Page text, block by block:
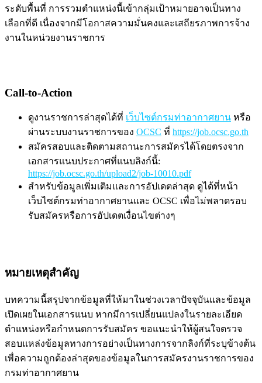
ระดับพื้นที่ การรวมตำแหน่งนี้เข้ากลุ่มเป้าหมายอาจเป็นทาง
เลือกที่ดี เนื่องจากมีโอกาสความมั่นคงและเสถียรภาพการจ้าง
งานในหน่วยงานราชการ
Call-to-Action
ดูงานราชการล่าสุดได้ที่ เว็บไซต์กรมท่าอากาศยาน หรือ
ผ่านระบบงานราชการของ OCSC ที่ https://job.ocsc.go.th
สมัครสอบและติดตามสถานะการสมัครได้โดยตรงจาก
เอกสารแนบประกาศที่แนบลิงก์นี้:
https://job.ocsc.go.th/upload2/job-10010.pdf
สำหรับข้อมูลเพิ่มเติมและการอัปเดตล่าสุด ดูได้ที่หน้า
เว็บไซต์กรมท่าอากาศยานและ OCSC เพื่อไม่พลาดรอบ
รับสมัครหรือการอัปเดตเงื่อนไขต่างๆ
หมายเหตุสำคัญ
บทความนี้สรุปจากข้อมูลที่ให้มาในช่วงเวลาปัจจุบันและข้อมูล
เปิดเผยในเอกสารแนบ หากมีการเปลี่ยนแปลงในรายละเอียด
ตำแหน่งหรือกำหนดการรับสมัคร ขอแนะนำให้ผู้สนใจตรวจ
สอบแหล่งข้อมูลทางการอย่างเป็นทางการจากลิงก์ที่ระบุข้างต้น
เพื่อความถูกต้องล่าสุดของข้อมูลในการสมัครงานราชการของ
กรมท่าอากาศยาน